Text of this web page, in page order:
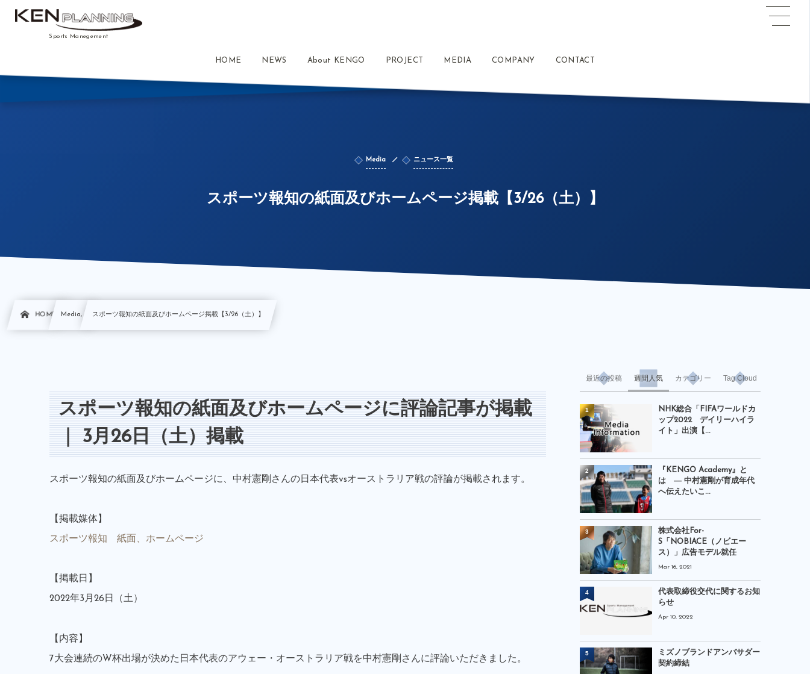
Sports Manegement
HOME NEWS About KENGO PROJECT MEDIA COMPANY CONTACT
Media ニュース一覧
スポーツ報知の紙面及びホームページ掲載【3/26（土）】
HOME Media, … スポーツ報知の紙面及びホームページ掲載【3/26（土）】
スポーツ報知の紙面及びホームページに評論記事が掲載
｜ 3月26日（土）掲載
スポーツ報知の紙面及びホームページに、中村憲剛さんの日本代表vsオーストラリア戦の評論が掲載されます。
【掲載媒体】
スポーツ報知 紙面、ホームページ
【掲載日】
2022年3月26日（土）
【内容】
7大会連続のW杯出場が決めた日本代表のアウェー・オーストラリア戦を中村憲剛さんに評論いただきました。
最近の投稿 週間人気 カテゴリー Tag Cloud
NHK総合「FIFAワールドカ
ップ2022 デイリーハイラ
イト」出演【...
1
『KENGO Academy』と
は ― 中村憲剛が育成年代
へ伝えたいこ...
2
株式会社For-
S「NOBIACE（ノビエー
ス）」広告モデル就任
Mar 16, 2021
3
代表取締役交代に関するお知
らせ
Apr 10, 2022
4
ミズノブランドアンバサダー
契約締結
5